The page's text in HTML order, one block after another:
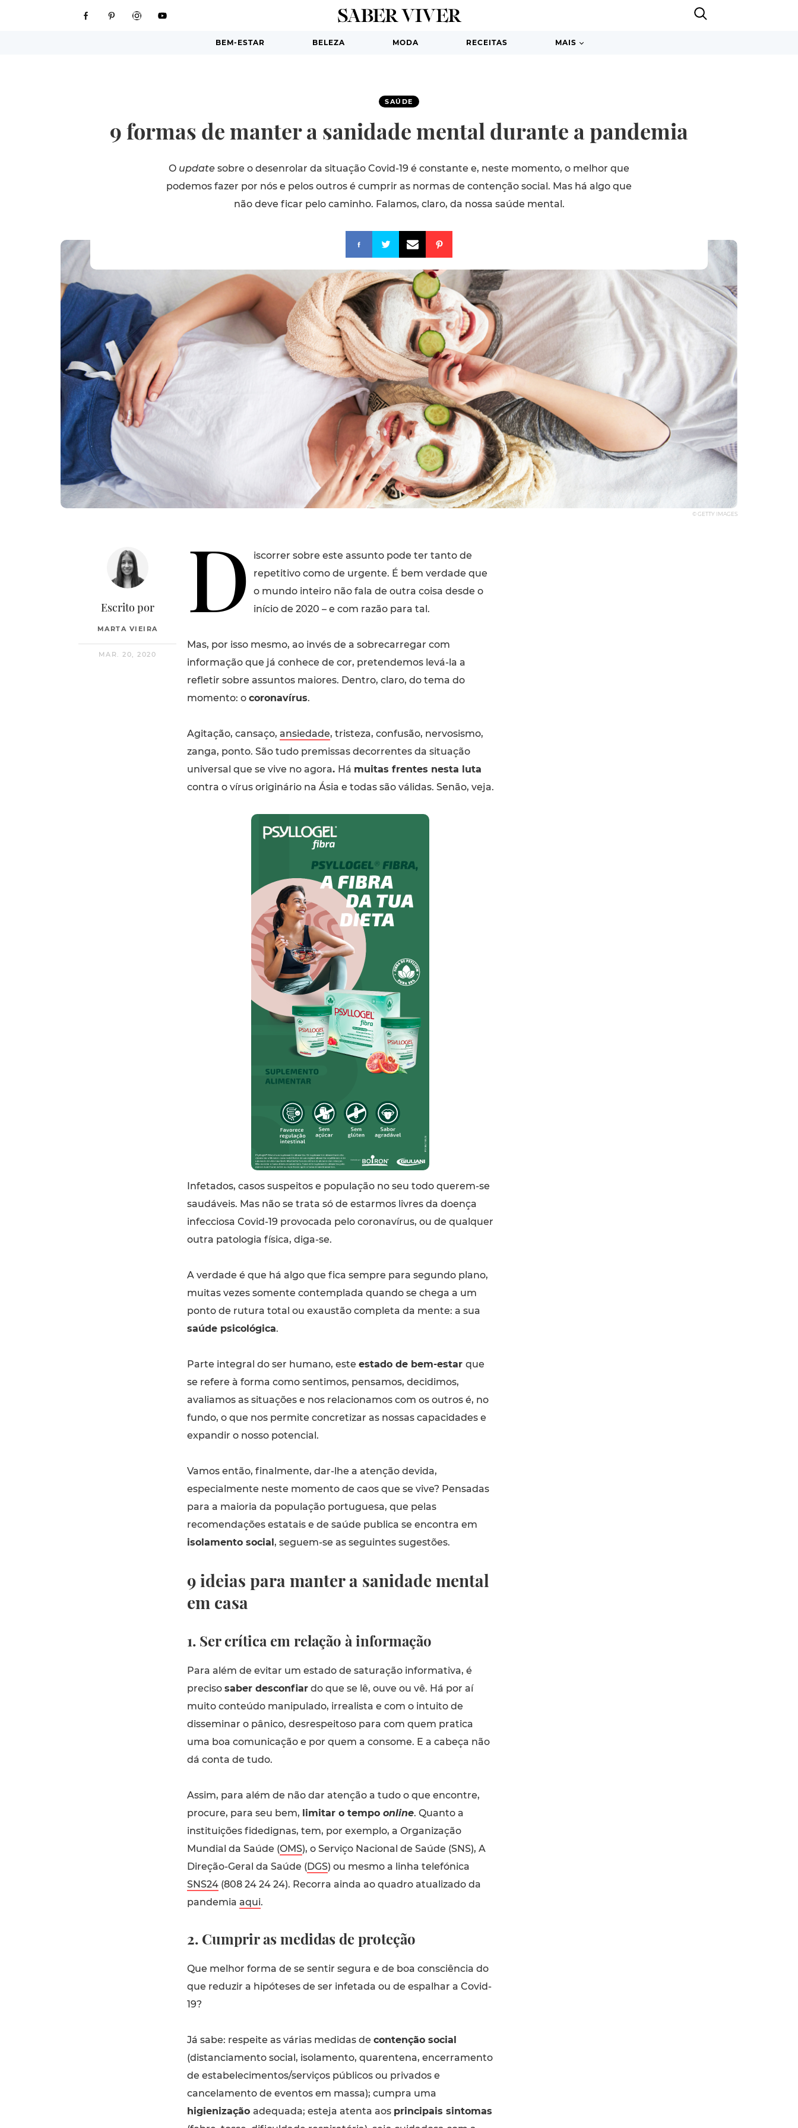
BEM-ESTAR BELEZA MODA RECEITAS MAIS
SAÚDE
9 formas de manter a sanidade mental durante a pandemia
O update sobre o desenrolar da situação Covid-19 é constante e, neste momento, o melhor que
podemos fazer por nós e pelos outros é cumprir as normas de contenção social. Mas há algo que
não deve ficar pelo caminho. Falamos, claro, da nossa saúde mental.
© GETTY IMAGES
Escrito por
MARTA VIEIRA
MAR. 20, 2020
D
iscorrer sobre este assunto pode ter tanto de
repetitivo como de urgente. É bem verdade que
o mundo inteiro não fala de outra coisa desde o
início de 2020 – e com razão para tal.
Mas, por isso mesmo, ao invés de a sobrecarregar com
informação que já conhece de cor, pretendemos levá-la a
refletir sobre assuntos maiores. Dentro, claro, do tema do
momento: o coronavírus.
Agitação, cansaço, ansiedade, tristeza, confusão, nervosismo,
zanga, ponto. São tudo premissas decorrentes da situação
universal que se vive no agora. Há muitas frentes nesta luta
contra o vírus originário na Ásia e todas são válidas. Senão, veja.
Infetados, casos suspeitos e população no seu todo querem-se
saudáveis. Mas não se trata só de estarmos livres da doença
infecciosa Covid-19 provocada pelo coronavírus, ou de qualquer
outra patologia física, diga-se.
A verdade é que há algo que fica sempre para segundo plano,
muitas vezes somente contemplada quando se chega a um
ponto de rutura total ou exaustão completa da mente: a sua
saúde psicológica.
Parte integral do ser humano, este estado de bem-estar que
se refere à forma como sentimos, pensamos, decidimos,
avaliamos as situações e nos relacionamos com os outros é, no
fundo, o que nos permite concretizar as nossas capacidades e
expandir o nosso potencial.
Vamos então, finalmente, dar-lhe a atenção devida,
especialmente neste momento de caos que se vive? Pensadas
para a maioria da população portuguesa, que pelas
recomendações estatais e de saúde publica se encontra em
isolamento social, seguem-se as seguintes sugestões.
9 ideias para manter a sanidade mental
em casa
1. Ser crítica em relação à informação
Para além de evitar um estado de saturação informativa, é
preciso saber desconfiardo que se lê, ouve ou vê. Há por aí
muito conteúdo manipulado, irrealista e com o intuito de
disseminar o pânico, desrespeitoso para com quem pratica
uma boa comunicação e por quem a consome. E a cabeça não
dá conta de tudo.
Assim, para além de não dar atenção a tudo o que encontre,
procure, para seu bem, limitar o tempo online. Quanto a
instituições fidedignas, tem, por exemplo, a Organização
Mundial da Saúde (OMS), o Serviço Nacional de Saúde (SNS), A
Direção-Geral da Saúde (DGS) ou mesmo a linha telefónica
SNS24(808 24 24 24). Recorra ainda ao quadro atualizado da
pandemia aqui.
2. Cumprir as medidas de proteção
Que melhor forma de se sentir segura e de boa consciência do
que reduzir a hipóteses de ser infetada ou de espalhar a Covid-
19?
Já sabe: respeite as várias medidas de contenção social
(distanciamento social, isolamento, quarentena, encerramento
de estabelecimentos/serviços públicos ou privados e
cancelamento de eventos em massa); cumpra uma
higienização adequada; esteja atenta aos principais sintomas